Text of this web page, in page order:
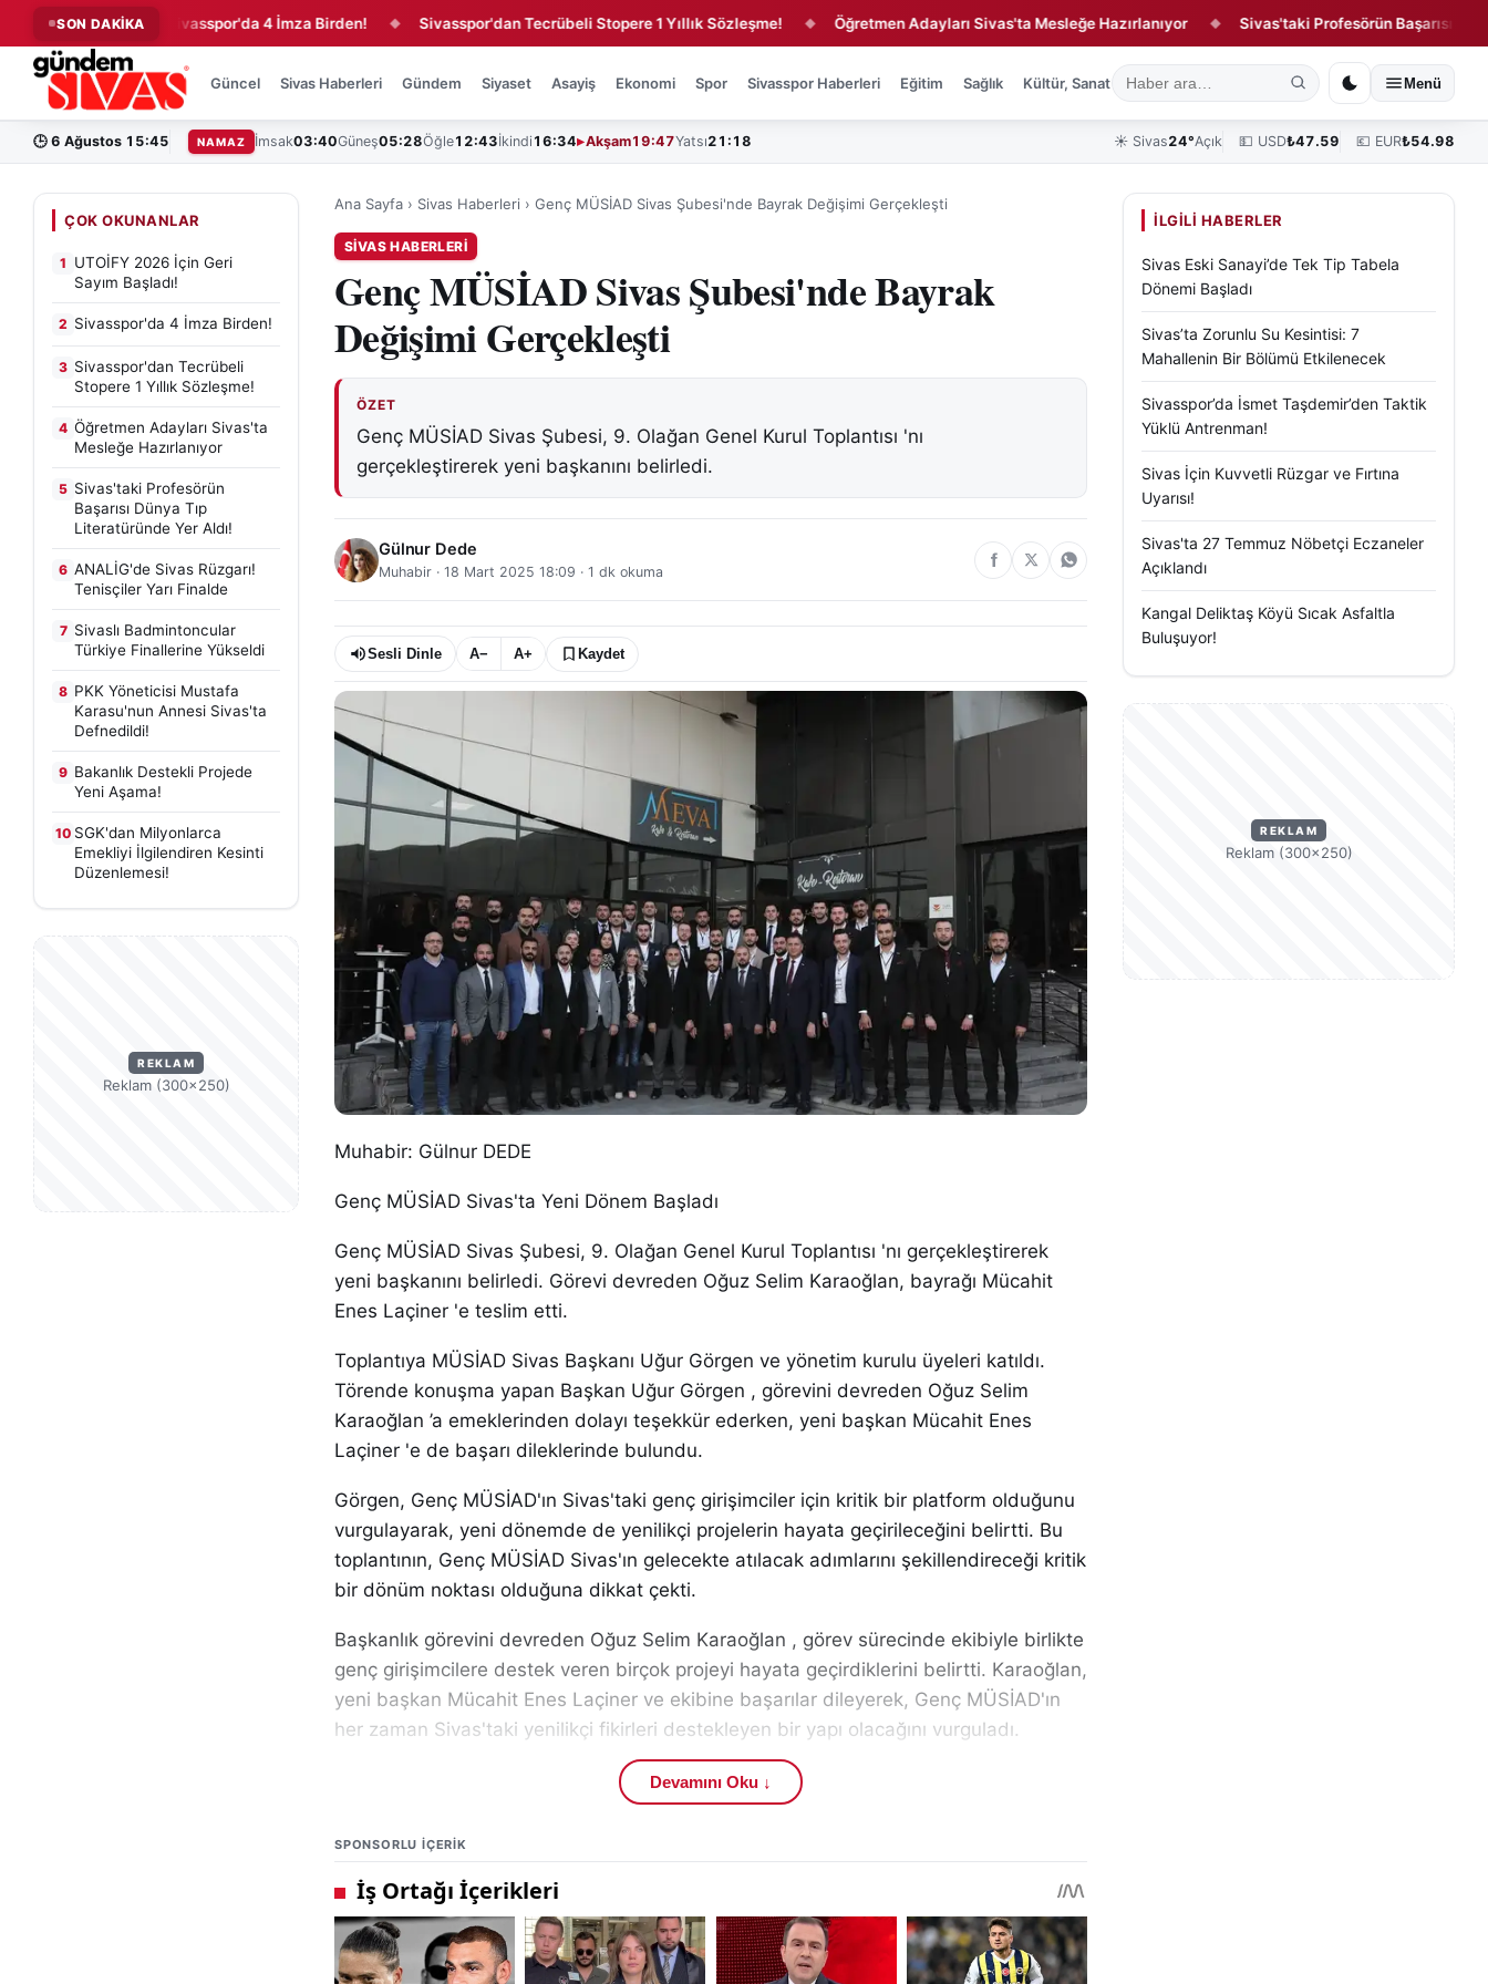
SON DAKİKA
◆ Sivasspor'da 4 İmza Birden! ◆ Sivasspor'dan Tecrübeli Stopere 1 Yıllık Sözleşme! ◆ Öğretmen Adayları Sivas'ta Mesleğe Hazırlanıyor ◆ Sivas'taki Profesörün Başarısı Dünya Tıp
Güncel Sivas Haberleri Gündem Siyaset Asayiş Ekonomi Spor Sivasspor Haberleri Eğitim Sağlık Kültür, Sanat ve Tarih Yaşam Sivas Vefat Edenler Köşe
Menü
🕒 6 Ağustos 15:45 NAMAZ İmsak03:40Güneş05:28Öğle12:43İkindi 16:34 Akşam19:47Yatsı21:18 ☀️ Sivas24°Açık 💵 USD₺47.59 💶 EUR₺54.98
ÇOK OKUNANLAR
1 UTOİFY 2026 İçin Geri
Sayım Başladı!
2 Sivasspor'da 4 İmza Birden!
3 Sivasspor'dan Tecrübeli
Stopere 1 Yıllık Sözleşme!
4 Öğretmen Adayları Sivas'ta
Mesleğe Hazırlanıyor
5 Sivas'taki Profesörün
Başarısı Dünya Tıp
Literatüründe Yer Aldı!
6 ANALİG'de Sivas Rüzgarı!
Tenisçiler Yarı Finalde
7 Sivaslı Badmintoncular
Türkiye Finallerine Yükseldi
8 PKK Yöneticisi Mustafa
Karasu'nun Annesi Sivas'ta
Defnedildi!
9 Bakanlık Destekli Projede
Yeni Aşama!
10 SGK'dan Milyonlarca
Emekliyi İlgilendiren Kesinti
Düzenlemesi!
REKLAM
Reklam (300×250)
Ana Sayfa › Sivas Haberleri › Genç MÜSİAD Sivas Şubesi'nde Bayrak Değişimi Gerçekleşti
SIVAS HABERLERI
Genç MÜSİAD Sivas Şubesi'nde Bayrak
Değişimi Gerçekleşti
ÖZET
Genç MÜSİAD Sivas Şubesi, 9. Olağan Genel Kurul Toplantısı 'nı
gerçekleştirerek yeni başkanını belirledi.
Gülnur Dede
Muhabir · 18 Mart 2025 18:09 · 1 dk okuma
Sesli Dinle A− A+ Kaydet
Muhabir: Gülnur DEDE
Genç MÜSİAD Sivas'ta Yeni Dönem Başladı
Genç MÜSİAD Sivas Şubesi, 9. Olağan Genel Kurul Toplantısı 'nı gerçekleştirerek
yeni başkanını belirledi. Görevi devreden Oğuz Selim Karaoğlan, bayrağı Mücahit
Enes Laçiner 'e teslim etti.
Toplantıya MÜSİAD Sivas Başkanı Uğur Görgen ve yönetim kurulu üyeleri katıldı.
Törende konuşma yapan Başkan Uğur Görgen , görevini devreden Oğuz Selim
Karaoğlan ’a emeklerinden dolayı teşekkür ederken, yeni başkan Mücahit Enes
Laçiner 'e de başarı dileklerinde bulundu.
Görgen, Genç MÜSİAD'ın Sivas'taki genç girişimciler için kritik bir platform olduğunu
vurgulayarak, yeni dönemde de yenilikçi projelerin hayata geçirileceğini belirtti. Bu
toplantının, Genç MÜSİAD Sivas'ın gelecekte atılacak adımlarını şekillendireceği kritik
bir dönüm noktası olduğuna dikkat çekti.
Başkanlık görevini devreden Oğuz Selim Karaoğlan , görev sürecinde ekibiyle birlikte
genç girişimcilere destek veren birçok projeyi hayata geçirdiklerini belirtti. Karaoğlan,
yeni başkan Mücahit Enes Laçiner ve ekibine başarılar dileyerek, Genç MÜSİAD'ın
her zaman Sivas'taki yenilikçi fikirleri destekleyen bir yapı olacağını vurguladı.
Genç MÜSİAD Sivas'ın yeni başkanı Mücahit Enes Laçiner , ekibiyle birlikte genç iş
insanlarının gelişimini destekleyen projelere odaklanacaklarını ifade etti. Laçiner,
girişimciliğe ve inovasyona dayalı projelerin hayata geçirilmesi için büyük bir
motivasyonla çalışacaklarını dile getirdi.
Ayrıca, önceki dönem başkanı Oğuz Selim Karaoğlan ve ekibine verdikleri
emeklerden dolayı teşekkür etti.
Devamını Oku ↓
SPONSORLU IÇERIK
İLGILI HABERLER
Sivas Eski Sanayi’de Tek Tip Tabela
Dönemi Başladı
Sivas’ta Zorunlu Su Kesintisi: 7
Mahallenin Bir Bölümü Etkilenecek
Sivasspor’da İsmet Taşdemir’den Taktik
Yüklü Antrenman!
Sivas İçin Kuvvetli Rüzgar ve Fırtına
Uyarısı!
Sivas'ta 27 Temmuz Nöbetçi Eczaneler
Açıklandı
Kangal Deliktaş Köyü Sıcak Asfaltla
Buluşuyor!
REKLAM
Reklam (300×250)